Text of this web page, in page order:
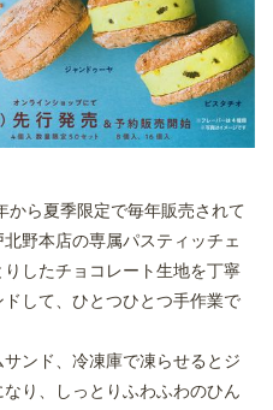
から夏季限定で毎年販売されて
野本店の専属パスティッチェ
したチョコレート生地を丁寧
して、ひとつひとつ手作業で
ンド、冷凍庫で凍らせるとジ
り、しっとりふわふわのひん